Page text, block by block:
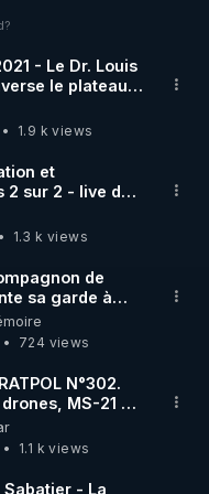
(stages,
ODYSEE
aussi sur la
- Le Dr. Louis
le plateau
1.9 k views
et
2 sur 2 - live du
1.3 k views
de
sa garde à
PARTAGEZ!
724 views
N°302.
MS-21 en
coréens.
1.1 k views
- La